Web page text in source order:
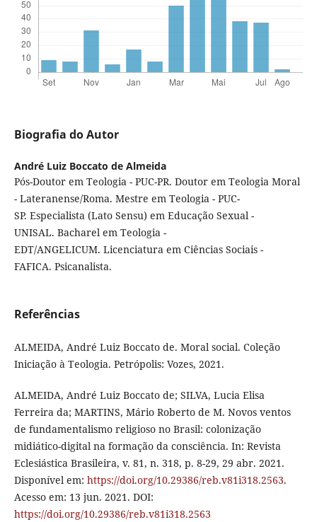
Biografia do Autor
André Luiz Boccato de Almeida
Pós-Doutor em Teologia - PUC-PR. Doutor em Teologia Moral
- Lateranense/Roma. Mestre em Teologia - PUC-
SP. Especialista (Lato Sensu) em Educação Sexual -
UNISAL. Bacharel em Teologia -
EDT/ANGELICUM. Licenciatura em Ciências Sociais -
FAFICA. Psicanalista.
Referências
ALMEIDA, André Luiz Boccato de. Moral social. Coleção
Iniciação à Teologia. Petrópolis: Vozes, 2021.
ALMEIDA, André Luiz Boccato de; SILVA, Lucia Elisa
Ferreira da; MARTINS, Mário Roberto de M. Novos ventos
de fundamentalismo religioso no Brasil: colonização
midiático-digital na formação da consciência. In: Revista
Eclesiástica Brasileira, v. 81, n. 318, p. 8-29, 29 abr. 2021.
Disponível em: https://doi.org/10.29386/reb.v81i318.2563.
Acesso em: 13 jun. 2021. DOI:
https://doi.org/10.29386/reb.v81i318.2563